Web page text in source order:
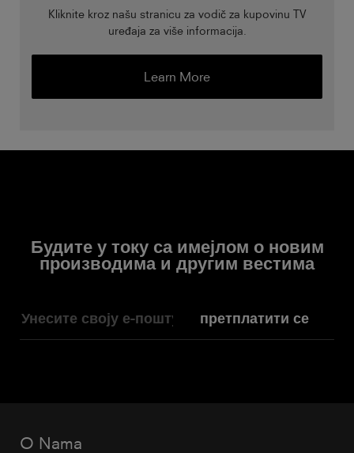
Ne možete da odlučite?
Kliknite kroz našu stranicu za vodič za kupovinu TV
uređaja za više informacija.
Learn More
Будите у току са имејлом о новим
претплатити се